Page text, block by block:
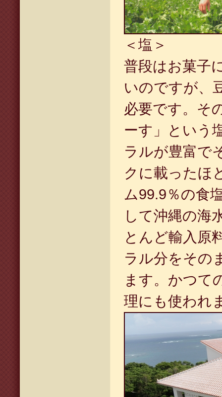
＜塩＞
普段はお菓子
いのですが、
必要です。そ
ーす」という
ラルが豊富で
クに載ったほ
ム99.9％の食
して沖縄の海
とんど輸入原
ラル分をその
ます。かつて
理にも使われ